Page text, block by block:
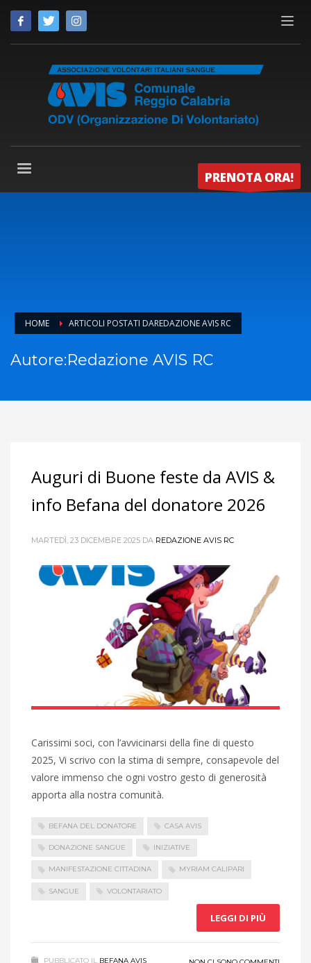
PRENOTA ORA!
HOME ARTICOLI POSTATI DAREDAZIONE AVIS RC
Autore:Redazione AVIS RC
Auguri di Buone feste da AVIS &
info Befana del donatore 2026
MARTEDÌ, 23 DICEMBRE 2025 DA REDAZIONE AVIS RC
Carissimi soci, con l’avvicinarsi della fine di questo
2025, Vi scrivo con la stima di sempre, consapevole del
valore immenso che ogni vostro gesto di generosità
apporta alla nostra comunità.
BEFANA DEL DONATORE CASA AVIS
DONAZIONE SANGUE INIZIATIVE
MANIFESTAZIONE CITTADINA MYRIAM CALIPARI
SANGUE VOLONTARIATO
LEGGI DI PIÙ
PUBBLICATO IL BEFANA AVIS